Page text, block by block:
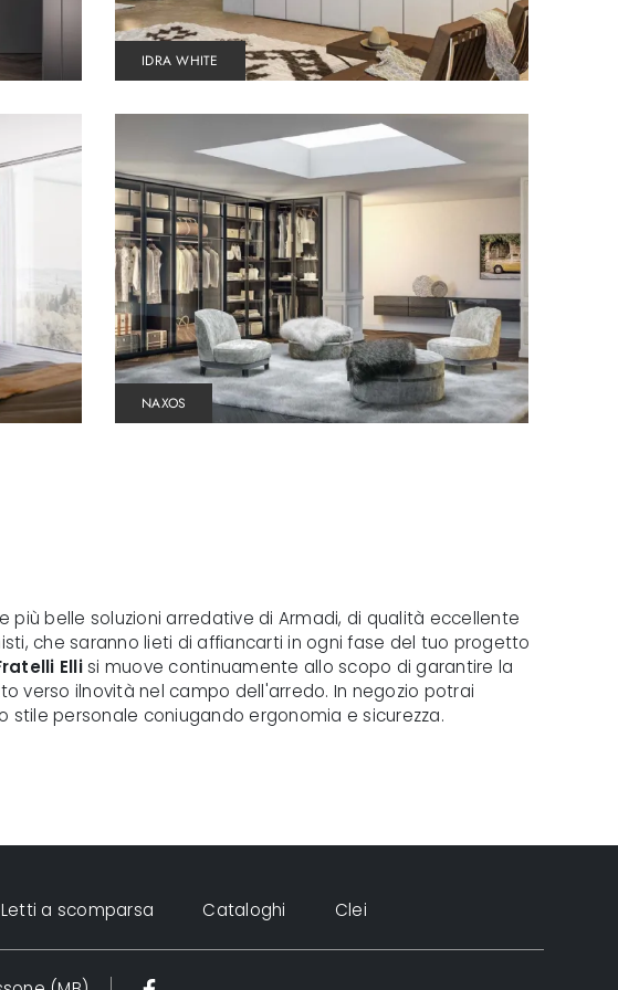
IDRA WHITE
NAXOS
belle soluzioni arredative di Armadi, di qualità eccellente
che saranno lieti di affiancarti in ogni fase del tuo progetto
Ellisi muove continuamente allo scopo di garantire la
verso ilnovità nel campo dell'arredo. In negozio potrai
personale coniugando ergonomia e sicurezza.
Letti a scomparsa Cataloghi Clei